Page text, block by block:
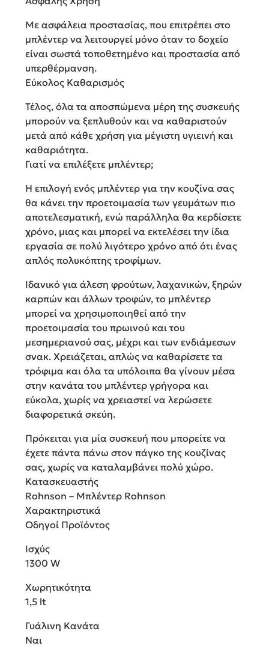
Με ασφάλεια προστασίας, που επιτρέπει στο
μπλέντερ να λειτουργεί μόνο όταν το δοχείο
είναι σωστά τοποθετημένο και προστασία από
υπερθέρμανση.
Εύκολος Καθαρισμός
Τέλος, όλα τα αποσπώμενα μέρη της συσκευής
μπορούν να ξεπλυθούν και να καθαριστούν
μετά από κάθε χρήση για μέγιστη υγιεινή και
καθαριότητα.
Γιατί να επιλέξετε μπλέντερ;
Η επιλογή ενός μπλέντερ για την κουζίνα σας
θα κάνει την προετοιμασία των γευμάτων πιο
αποτελεσματική, ενώ παράλληλα θα κερδίσετε
χρόνο, μιας και μπορεί να εκτελέσει την ίδια
εργασία σε πολύ λιγότερο χρόνο από ότι ένας
απλός πολυκόπτης τροφίμων.
Ιδανικό για άλεση φρούτων, λαχανικών, ξηρών
καρπών και άλλων τροφών, το μπλέντερ
μπορεί να χρησιμοποιηθεί από την
προετοιμασία του πρωινού και του
μεσημεριανού σας, μέχρι και των ενδιάμεσων
σνακ. Χρειάζεται, απλώς να καθαρίσετε τα
τρόφιμα και όλα τα υπόλοιπα θα γίνουν μέσα
στην κανάτα του μπλέντερ γρήγορα και
εύκολα, χωρίς να χρειαστεί να λερώσετε
διαφορετικά σκεύη.
Πρόκειται για μία συσκευή που μπορείτε να
έχετε πάντα πάνω στον πάγκο της κουζίνας
σας, χωρίς να καταλαμβάνει πολύ χώρο.
Κατασκευαστής
Rohnson – Μπλέντερ Rohnson
Χαρακτηριστικά
Οδηγοί Προϊόντος
Ισχύς
1300 W
Χωρητικότητα
1,5 lt
Γυάλινη Κανάτα
Ναι